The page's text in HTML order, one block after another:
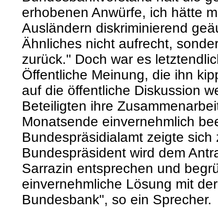
erhobenen Anwürfe, ich hätte
Ausländern diskriminierend
Ähnliches nicht aufrecht,
zurück." Doch war es
Öffentliche Meinung, die ihn
auf die öffentliche Diskussion
Beteiligten ihre
Monatsende einvernehmlich
Bundespräsidialamt zeigte sich
Bundespräsident wird dem
Sarrazin entsprechen und
einvernehmliche Lösung mit
Bundesbank", so ein Sprecher.